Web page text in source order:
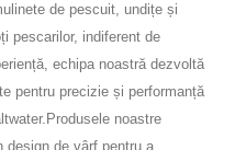
de pescuit, undițe și
pescarilor, indiferent de
echipa noastră dezvoltă
pentru precizie și performanță
noastre
design de vârf pentru a